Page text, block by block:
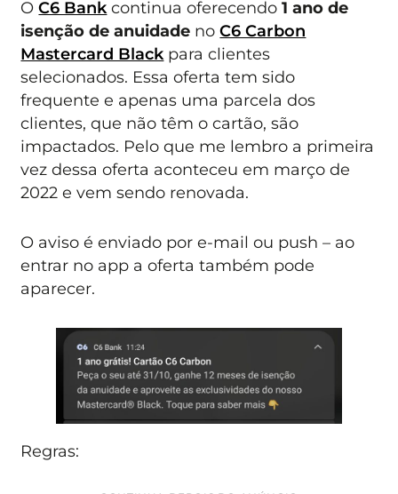
OC6 Bank continua oferecendo1 ano de
isenção de anuidade noC6 Carbon
Mastercard Black para clientes
selecionados. Essa oferta tem sido
frequente e apenas uma parcela dos
clientes, que não têm o cartão, são
impactados. Pelo que me lembro a primeira
vez dessa oferta aconteceu em março de
2022 e vem sendo renovada.
O aviso é enviado por e-mail ou push – ao
entrar no app a oferta também pode
aparecer.
Regras: